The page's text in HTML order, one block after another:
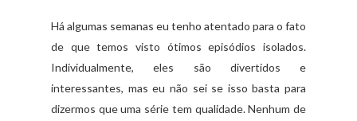
Há algumas semanas eu tenho atentado para o fato
de que temos visto ótimos episódios isolados.
Individualmente, eles são divertidos e
interessantes, mas eu não sei se isso basta para
dizermos que uma série tem qualidade. Nenhum de